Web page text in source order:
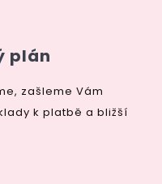
plán
zašleme Vám
k platbě a bližší